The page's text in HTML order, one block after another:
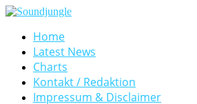
Home
Latest News
Charts
Kontakt / Redaktion
Impressum & Disclaimer